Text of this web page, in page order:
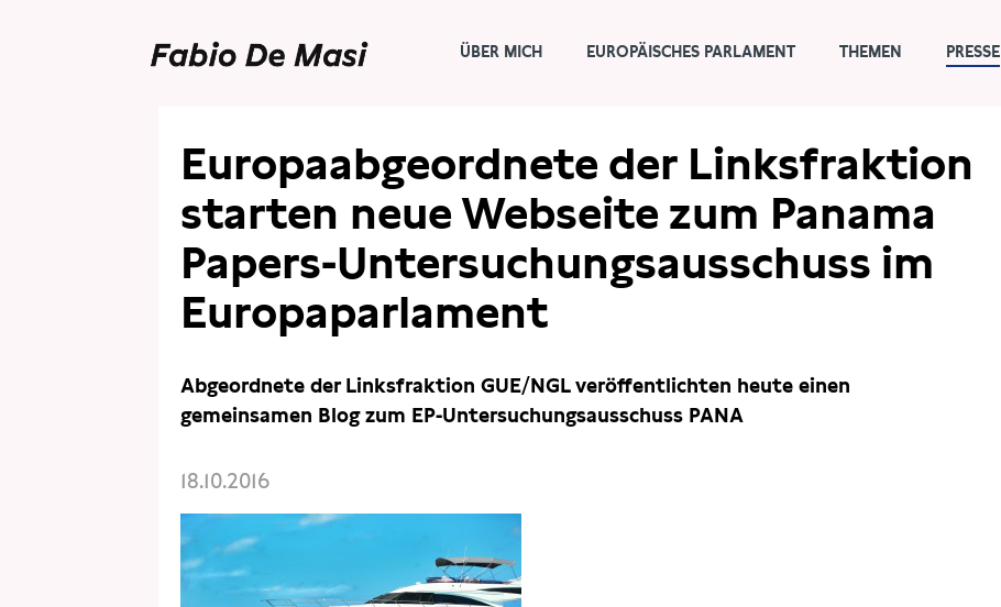
ÜBER MICH EUROPÄISCHES PARLAMENT THEMEN PRESSE
Europaabgeordnete der Linksfraktion
starten neue Webseite zum Panama
Papers-Untersuchungsausschuss im
Europaparlament
Abgeordnete der Linksfraktion GUE/NGL veröffentlichten heute einen
gemeinsamen Blog zum EP-Untersuchungsausschuss PANA
18.10.2016